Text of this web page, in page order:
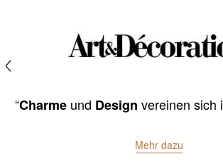
“höchste Qualitätstufe”
Mehr dazu